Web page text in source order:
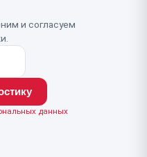
и согласуем
данных